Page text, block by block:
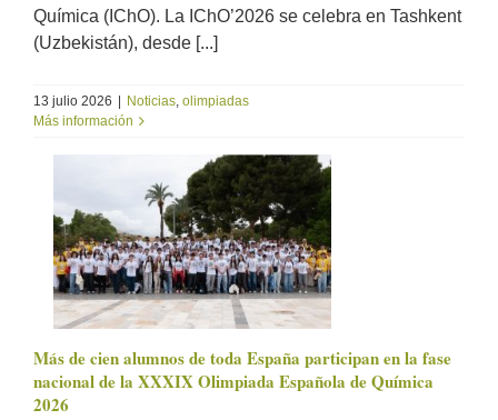
Química (IChO). La IChO’2026 se celebra en Tashkent
(Uzbekistán), desde [...]
13 julio 2026 | Noticias olimpiadas
Más información
Más de cien alumnos de toda España participan en la fase
nacional de la XXXIX Olimpiada Española de Química
2026